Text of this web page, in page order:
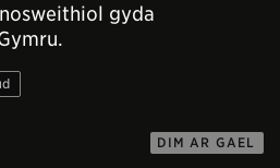
gyda
DIM AR GAEL